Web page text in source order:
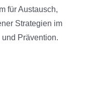
für Austausch,
Strategien im
Prävention.